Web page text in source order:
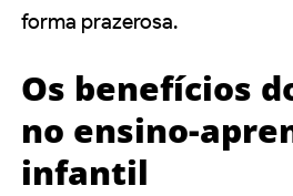
forma prazerosa.
Os benefícios
no ensino-
infantil